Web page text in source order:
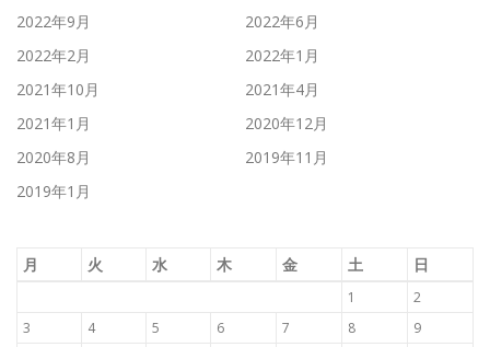
2022年9月
2022年6月
2022年2月
2022年1月
2021年10月
2021年4月
2021年1月
2020年12月
2020年8月
2019年11月
2019年1月
月 火 水 木 金 土 日
1
2
3
4 5 6 7 8
9